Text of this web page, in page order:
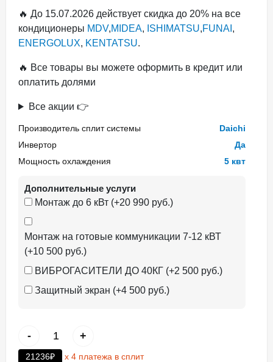
🔥 До 15.07.2026 действует скидка до 20% на все
кондиционеры MDV,MIDEA, ISHIMATSU,FUNAI ,
ENERGOLUX, KENTATSU.
🔥 Все товары вы можете оформить в кредит или
оплатить долями
Все акции 👉
Производитель сплит системы
Daichi
Инвертор
Да
Мощность охлаждения
5 квт
Дополнительные услуги
Монтаж до 6 кВт (+20 990 руб.)
Монтаж на готовые коммуникации 7-12 кВТ
(+10 500 руб.)
ВИБРОГАСИТЕЛИ ДО 40КГ (+2 500 руб.)
Защитный экран (+4 500 руб.)
- +
21236₽ х 4 платежа в сплит